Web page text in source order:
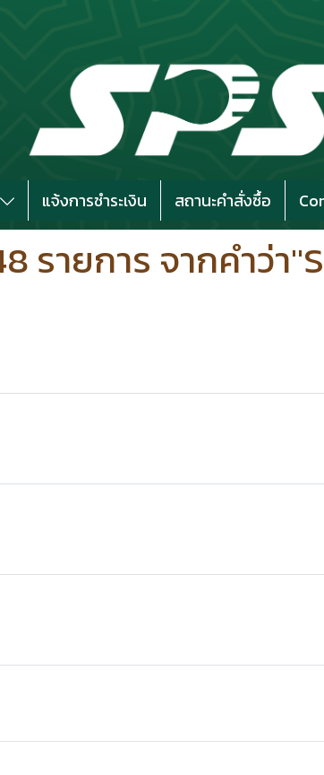
แจ้งการชำระเงิน สถานะคำสั่งซื้อ
รายการ จากคำว่า